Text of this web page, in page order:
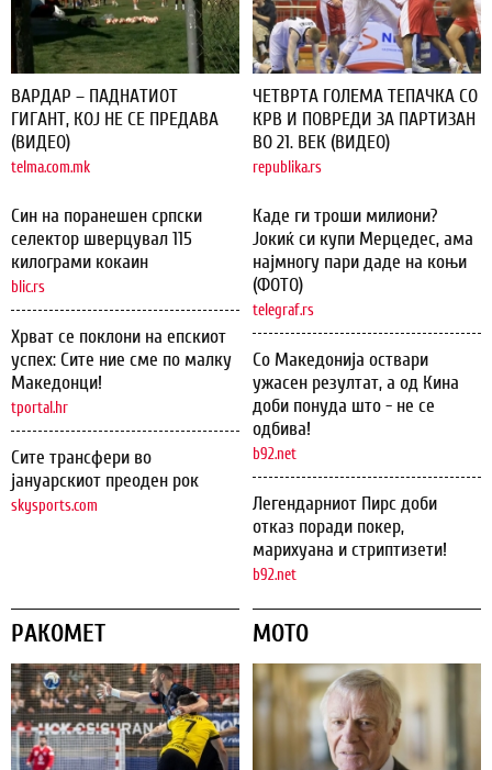
ВАРДАР – ПАДНАТИОТ
ГИГАНТ, КОЈ НЕ СЕ ПРЕДАВА
(ВИДЕО)
telma.com.mk
Син на поранешен српски
селектор шверцувал 115
килограми кокаин
blic.rs
Хрват се поклони на епскиот
успех: Сите ние сме по малку
Македонци!
tportal.hr
Сите трансфери во
јануарскиот преоден рок
skysports.com
ЧЕТВРТА ГОЛЕМА ТЕПАЧКА СО
КРВ И ПОВРЕДИ ЗА ПАРТИЗАН
ВО 21. ВЕК (ВИДЕО)
republika.rs
Каде ги троши милиони?
Јокиќ си купи Мерцедес, ама
најмногу пари даде на коњи
(ФОТО)
telegraf.rs
Со Македонија оствари
ужасен резултат, а од Кина
доби понуда што - не се
одбива!
b92.net
Легендарниот Пирс доби
отказ поради покер,
марихуана и стриптизети!
b92.net
РАКОМЕТ МОТО